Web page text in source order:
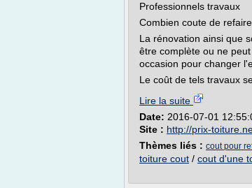
Professionnels travaux
Combien coute de
La rénovation ainsi que
être complète ou ne
occasion pour changer
Le coût de tels travaux
Lire la suite
Date: 2016-07-01
Site : http://prix-
Thèmes liés : cout pour
toiture cout / cout d'une